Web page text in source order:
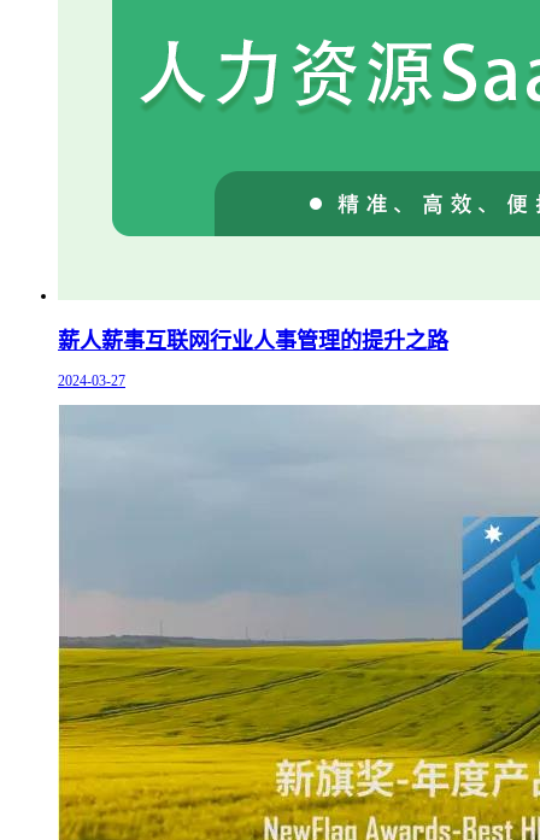
薪人薪事互联网行业人事管理的提升之路
2024-03-27